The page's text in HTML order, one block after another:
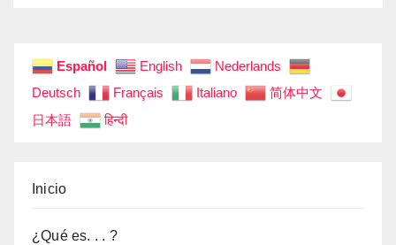
Español English
Nederlands
Deutsch
Français Italiano
简体中文
日本語
हिन्दी
Inicio
¿Qué es. . . ?